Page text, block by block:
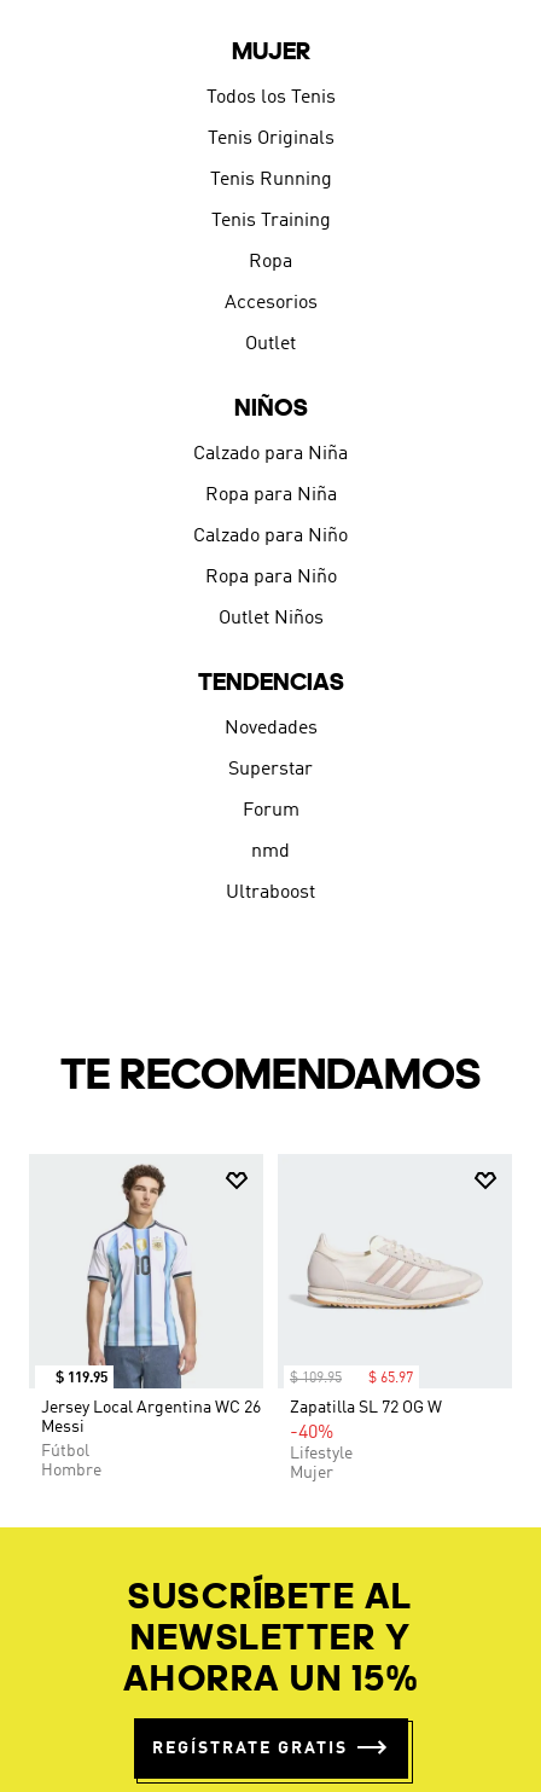
MUJER
Todos los Tenis
Tenis Originals
Tenis Running
Tenis Training
Ropa
Accesorios
Outlet
NIÑOS
Calzado para Niña
Ropa para Niña
Calzado para Niño
Ropa para Niño
Outlet Niños
TENDENCIAS
Novedades
Superstar
Forum
nmd
Ultraboost
TE RECOMENDAMOS
$ 119.95
Jersey Local Argentina WC 26
Messi
Fútbol
Hombre
$ 109.95 $ 65.97
Zapatilla SL 72 OG W
-40%
Lifestyle
Mujer
SUSCRÍBETE AL
NEWSLETTER Y
AHORRA UN 15%
REGÍSTRATE GRATIS